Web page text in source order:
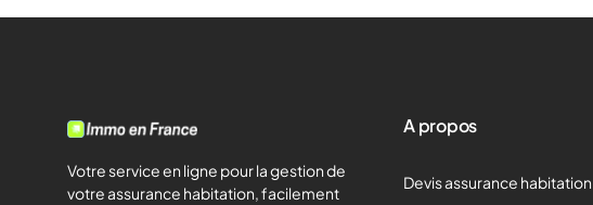
Votre service en ligne pour la gestion de
votre assurance habitation, facilement
A propos
Devis assurance habitation